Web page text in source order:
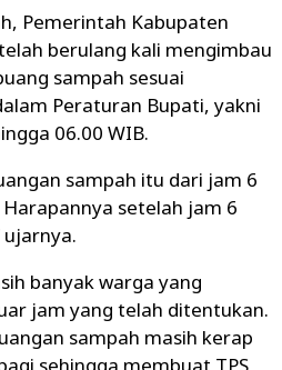
Pemerintah Kabupaten
berulang kali mengimbau
sampah sesuai
Peraturan Bupati, yakni
06.00 WIB.
sampah itu dari jam 6
setelah jam 6
ujarnya.
banyak warga yang
jam yang telah ditentukan.
sampah masih kerap
sehingga membuat TPS